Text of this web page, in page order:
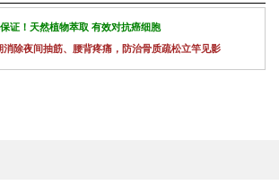
证！天然植物萃取 有效对抗癌细胞
除夜间抽筋、腰背疼痛，防治骨质疏松立竿见影